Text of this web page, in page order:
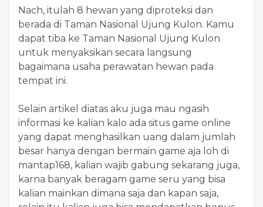
Nach, itulah 8 hewan yang diproteksi dan
berada di Taman Nasional Ujung Kulon. Kamu
dapat tiba ke Taman Nasional Ujung Kulon
untuk menyaksikan secara langsung
bagaimana usaha perawatan hewan pada
tempat ini.
Selain artikel diatas aku juga mau ngasih
informasi ke kalian kalo ada situs game online
yang dapat menghasilkan uang dalam jumlah
besar hanya dengan bermain game aja loh di
mantap168, kalian wajib gabung sekarang juga,
karna banyak beragam game seru yang bisa
kalian mainkan dimana saja dan kapan saja,